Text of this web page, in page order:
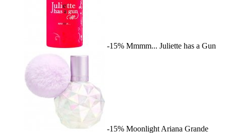
-15% Mmmm... Juliette has a Gun
-15% Moonlight Ariana Grande